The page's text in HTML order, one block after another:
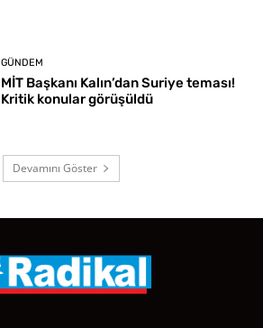
GÜNDEM
MİT Başkanı Kalın’dan Suriye teması!
Kritik konular görüşüldü
Devamını Göster